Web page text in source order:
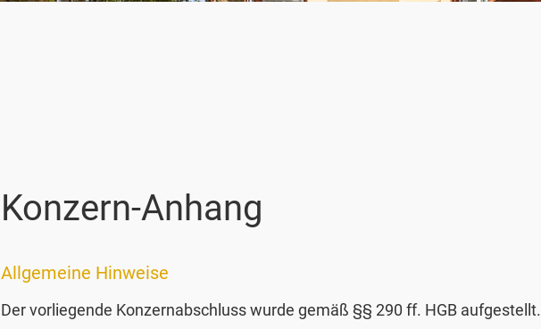
Konzern-Anhang
Allgemeine Hinweise
Der vorliegende Konzernabschluss wurde gemäß §§ 290 ff. HGB aufgestellt.